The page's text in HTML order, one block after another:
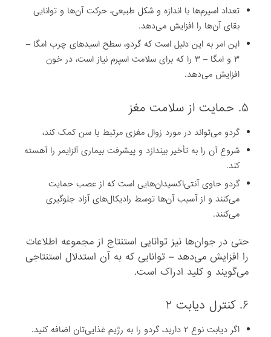
تعداد اسپرم‌ها با اندازه و شکل طبیعی، حرکت آن‌ها و توانایی
بقای آن‌ها را افزایش می‌دهد.
این امر به این دلیل است که گردو، سطح اسیدهای چرب امگا –
۳ و امگا – ۳ را که برای سلامت اسپرم نیاز است، در خون
افزایش می‌دهد.
۵. حمایت از سلامت مغز
گردو می‌تواند در مورد زوال مغزی مرتبط با سن کمک کند،
شروع آن را به تأخیر بیندازد و پیشرفت بیماری آلزایمر را آهسته‌
کند.
گردو حاوی آنتی‌اکسیدان‌هایی است که از عصب حمایت
می‌کنند و از آسیب آن‌ها توسط رادیکال‌های آزاد جلوگیری
می‌کنند.
حتی در جوان‌ها نیز توانایی استنتاج از مجموعه اطلاعات
را افزایش می‌دهد – توانایی که به آن استدلال استنتاجی
می‌گویند و کلید ادراک است.
۶. کنترل دیابت ۲
اگر دیابت نوع ۲ دارید، گردو را به رژیم غذایی‌تان اضافه کنید.